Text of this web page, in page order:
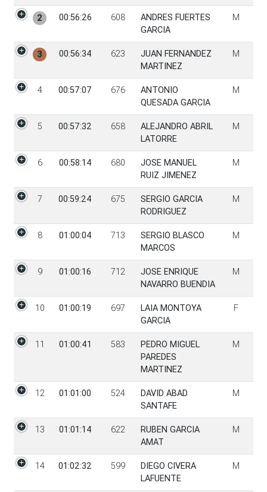
2 00:56:26 608
ANDRES FUERTES
GARCIA
M
3 00:56:34 623
JUAN FERNANDEZ
MARTINEZ
M
4 00:57:07 676
ANTONIO
QUESADA GARCIA
M
5 00:57:32 658
ALEJANDRO ABRIL
LATORRE
M
6 00:58:14 680
JOSE MANUEL
RUIZ JIMENEZ
M
7 00:59:24 675
SERGIO GARCIA
RODRIGUEZ
M
8 01:00:04 713
SERGIO BLASCO
MARCOS
M
9 01:00:16 712
JOSE ENRIQUE
NAVARRO BUENDIA
M
10 01:00:19 697
LAIA MONTOYA
GARCIA
F
11 01:00:41 583
PEDRO MIGUEL
PAREDES
MARTINEZ
M
12 01:01:00 524
DAVID ABAD
SANTAFE
M
13 01:01:14 622
RUBEN GARCIA
AMAT
M
14 01:02:32 599
DIEGO CIVERA
LAFUENTE
M